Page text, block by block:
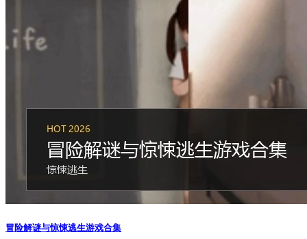
冒险解谜与惊悚逃生游戏合集